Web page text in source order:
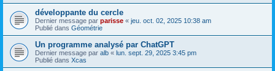
développante du cercle
Dernier message par parisse « jeu. oct. 02, 2025 10:38 am
Publié dans Géométrie
Un programme analysé par ChatGPT
Dernier message par alb « lun. sept. 29, 2025 3:45 pm
Publié dans Xcas